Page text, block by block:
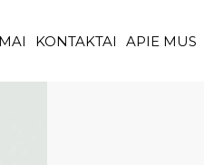
KONTAKTAI APIE MUS